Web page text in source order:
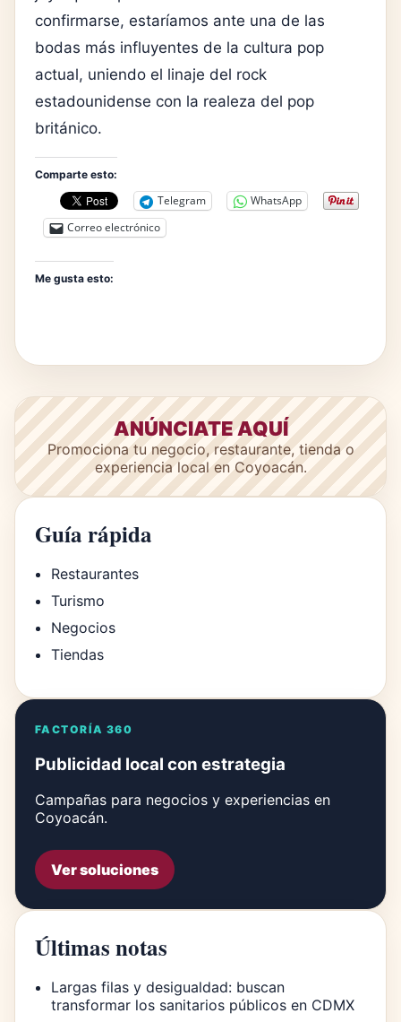
confirmarse, estaríamos ante una de las
bodas más influyentes de la cultura pop
actual, uniendo el linaje del rock
estadounidense con la realeza del pop
británico.
Comparte esto:
Telegram
WhatsApp
Correo electrónico
Me gusta esto:
ANÚNCIATE AQUÍ
Promociona tu negocio, restaurante, tienda o
experiencia local en Coyoacán.
Guía rápida
Restaurantes
Turismo
Negocios
Tiendas
FACTORÍA 360
Publicidad local con estrategia
Campañas para negocios y experiencias en
Coyoacán.
Ver soluciones
Últimas notas
Largas filas y desigualdad: buscan
transformar los sanitarios públicos en CDMX